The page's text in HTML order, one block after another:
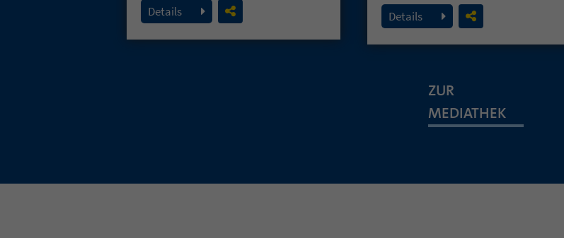
Details
26. Juli 2026
Details
ZUR
MEDIATHEK